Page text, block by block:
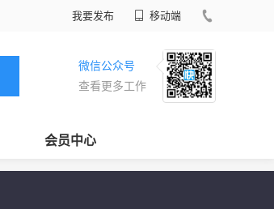
我要发布 移动端
微信公众号
查看更多工作
会员中心